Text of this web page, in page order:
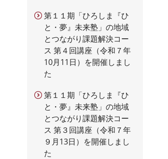
第１１期「ひろしま『ひ
と・夢』未来塾」の地域
とつながり課題解決コー
ス 第４回講座（令和７年
10月11日）を開催しまし
た
第１１期「ひろしま『ひ
と・夢』未来塾」の地域
とつながり課題解決コー
ス 第３回講座（令和７年
９月13日）を開催しまし
た